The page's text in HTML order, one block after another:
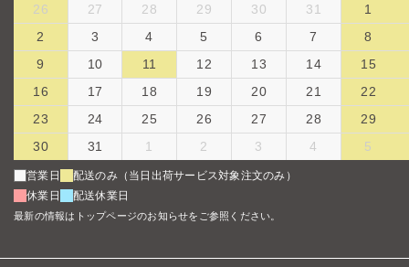
26
27 28 29 30 31
1
2
3 4 5 6 7
8
9
10 11 12 13 14
15
16
17 18 19 20 21
22
23
24 25 26 27 28
29
30
31 1 2 3 4 5
営業日
配送のみ（当日出荷サービス対象注文のみ）
休業日
配送休業日
最新の情報はトップページのお知らせをご参照ください。